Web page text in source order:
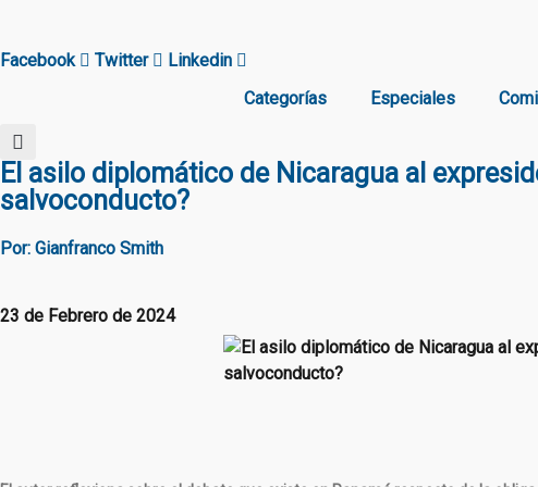
Facebook Twitter
Linkedin
Categorías
Especiales
El asilo diplomático de Nicaragua al
salvoconducto?
Por: Gianfranco Smith
23 de Febrero de 2024